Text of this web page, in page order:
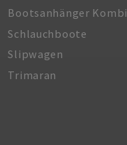
Bootsanhänger Kombi
Schlauchboote
Slipwagen
Trimaran